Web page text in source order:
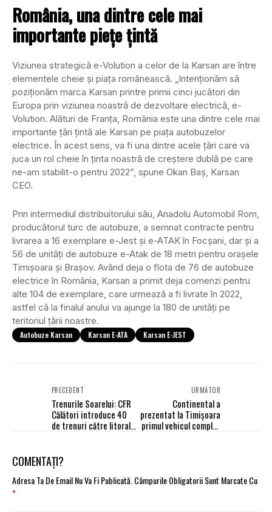
România, una dintre cele mai
importante piețe țintă
Viziunea strategică e-Volution a celor de la Karsan are între
elementele cheie și piața românească. „Intenţionăm să
poziţionăm marca Karsan printre primii cinci jucători din
Europa prin viziunea noastră de dezvoltare electrică, e-
Volution. Alături de Franţa, România este una dintre cele mai
importante ţări ţintă ale Karsan pe piaţa autobuzelor
electrice. În acest sens, va fi una dintre acele țări care va
juca un rol cheie în ținta noastră de creștere dublă pe care
ne-am stabilit-o pentru 2022”, spune Okan Baş, Karsan
CEO.
Prin intermediul distribuitorului său, Anadolu Automobil Rom,
producătorul turc de autobuze, a semnat contracte pentru
livrarea a 16 exemplare e-Jest și e-ATAK în Focșani, dar și a
56 de unități de autobuze e-Atak de 18 metri pentru orașele
Timișoara și Brașov. Având deja o flota de 76 de autobuze
electrice în România, Karsan a primit deja comenzi pentru
alte 104 de exemplare, care urmează a fi livrate în 2022,
astfel că la finalul anului va ajunge la 180 de unități pe
teritoriul țării noastre.
Autobuze Karsan Karsan E-ATA Karsan E-JEST
PRECEDENT
Trenurile Soarelui: CFR
Călători introduce 40
de trenuri către litoral
URMĂTOR
Continental a
prezentat la Timișoara
primul vehicul complet
COMENTAȚI?
Adresa Ta De Email Nu Va Fi Publicată. Câmpurile Obligatorii Sunt Marcate Cu
*